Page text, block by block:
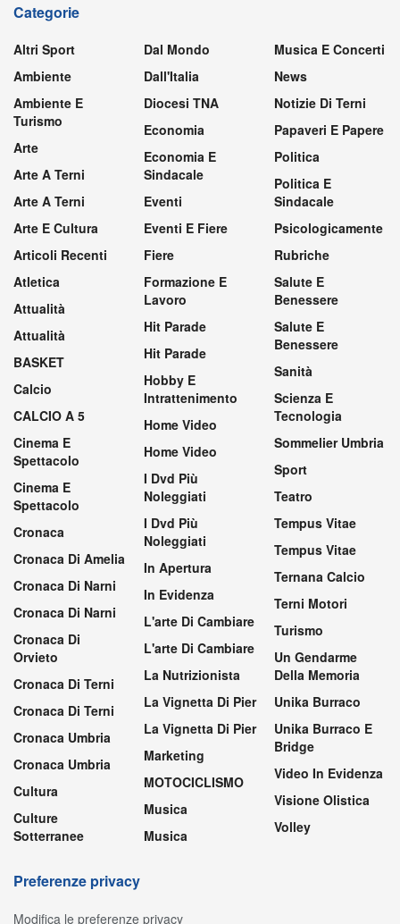
Categorie
Altri Sport
Ambiente
Ambiente E
Turismo
Arte
Arte A Terni
Arte A Terni
Arte E Cultura
Articoli Recenti
Atletica
Attualità
Attualità
BASKET
Calcio
CALCIO A 5
Cinema E
Spettacolo
Cinema E
Spettacolo
Cronaca
Cronaca Di Amelia
Cronaca Di Narni
Cronaca Di Narni
Cronaca Di
Orvieto
Cronaca Di Terni
Cronaca Di Terni
Cronaca Umbria
Cronaca Umbria
Cultura
Culture
Sotterranee
Dal Mondo
Dall'Italia
Diocesi TNA
Economia
Economia E
Sindacale
Eventi
Eventi E Fiere
Fiere
Formazione E
Lavoro
Hit Parade
Hit Parade
Hobby E
Intrattenimento
Home Video
Home Video
I Dvd Più
Noleggiati
I Dvd Più
Noleggiati
In Apertura
In Evidenza
L'arte Di Cambiare
L'arte Di Cambiare
La Nutrizionista
La Vignetta Di Pier
La Vignetta Di Pier
Marketing
MOTOCICLISMO
Musica
Musica
Musica E Concerti
News
Notizie Di Terni
Papaveri E Papere
Politica
Politica E
Sindacale
Psicologicamente
Rubriche
Salute E
Benessere
Salute E
Benessere
Sanità
Scienza E
Tecnologia
Sommelier Umbria
Sport
Teatro
Tempus Vitae
Tempus Vitae
Ternana Calcio
Terni Motori
Turismo
Un Gendarme
Della Memoria
Unika Burraco
Unika Burraco E
Bridge
Video In Evidenza
Visione Olistica
Volley
Preferenze privacy
Modifica le preferenze privacy